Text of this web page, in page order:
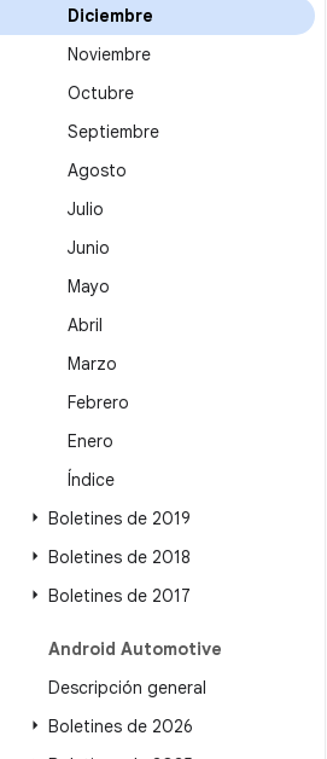
Diciembre
Noviembre
Octubre
Septiembre
Agosto
Julio
Junio
Mayo
Abril
Marzo
Febrero
Enero
Índice
Boletines de 2019
Boletines de 2018
Boletines de 2017
Android Automotive
Descripción general
Boletines de 2026